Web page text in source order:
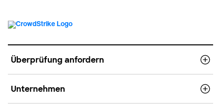
Überprüfung anfordern
Unternehmen